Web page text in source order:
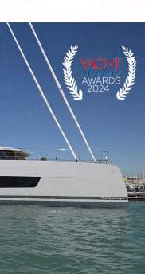
6 a 8 plazas
a 4 cuartos
A
D